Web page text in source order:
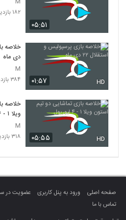
۰۵:۵۱
۱۸۲ بازدید
۰۱:۵۷ HD
دی ماه
M
۳۸۴ بازدید
۰۵:۵۵ HD
خلاصه
ویلا ۱ - ۴ لیورپول
M
۳۱۸ بازدید
صفحه اصلی ورود به پنل کاربری عضویت در
تماس با ما